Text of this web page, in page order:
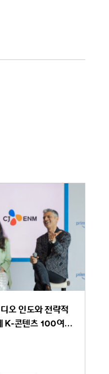
오 인도와 전략적
K-콘텐츠 100여